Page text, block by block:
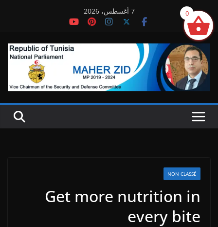
content
7 أغسطس، 2026
NON CLASSÉ
Get more nutrition in
every bite
0